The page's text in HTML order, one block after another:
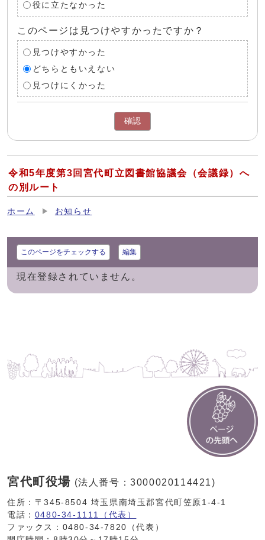
役に立たなかった
このページは見つけやすかったですか？
見つけやすかった
どちらともいえない
見つけにくかった
確認
令和5年度第3回宮代町立図書館協議会（会議録）へ
の別ルート
ホーム お知らせ
このページをチェックする 編集
現在登録されていません。
宮代町役場 (法人番号：3000020114421)
住所：〒345-8504 埼玉県南埼玉郡宮代町笠原1-4-1
電話： 0480-34-1111（代表）
ファックス：0480-34-7820（代表）